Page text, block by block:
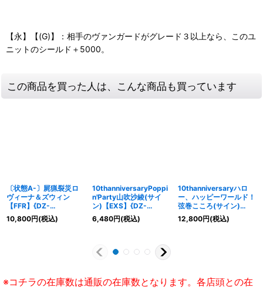
【永】【(G)】：相手のヴァンガードがグレード３以上なら、このユ
ニットのシールド＋5000。
この商品を買った人は、こんな商品も買っています
〔状態A-〕屍猟裂災ロ
ヴィーナ＆ズウィン
【FFR】{DZ-
SS16/FFR24}《ストイ
ケイア/ダークステイ
10,800円(税込)
10thanniversaryPoppi
n'Party山吹沙綾(サイ
ン)【EXS】{DZ-
BT10/EXS04}《その
他》
6,480円(税込)
10thanniversaryハロ
ー、ハッピーワールド！
弦巻こころ(サイン)
【EXS】{DZ-
BT10/EXS21}《その
12,800円(税込)
※コチラの在庫数は通販の在庫数となります。各店頭との在